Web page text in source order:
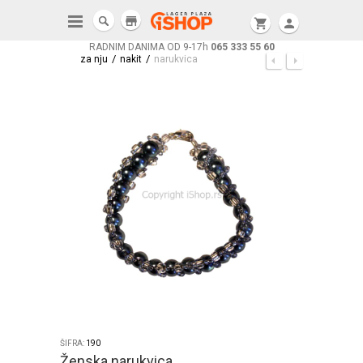
RADNIM DANIMA OD 9-17h 065 333 55 60
shopping_cart person
store
za nju / nakit / narukvica
ŠIFRA: 190